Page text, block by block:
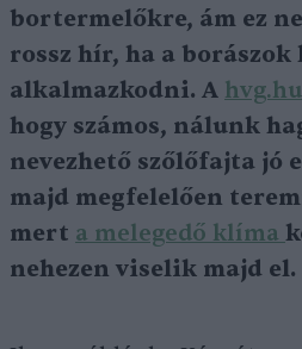
bortermelőkre, ám ez
rossz hír, ha a borászok
alkalmazkodni. A
hogy számos, nálunk
nevezhető szőlőfajta jó
majd megfelelően
mert a melegedő klíma
nehezen viselik majd el.